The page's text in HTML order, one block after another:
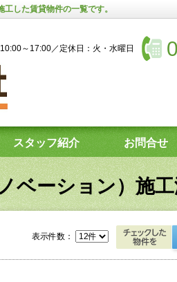
した賃貸物件の一覧です。
10:00～17:00／定休日：火・水曜日
スタッフ紹介 お問合せ
ーション）施工
表示件数：